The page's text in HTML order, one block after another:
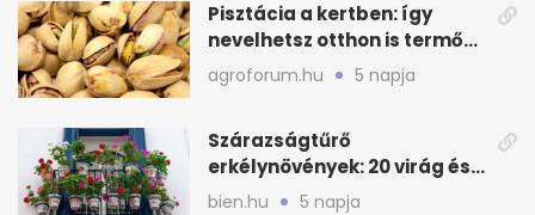
Pisztácia a kertben: így
nevelhetsz otthon is termő
növényt
agroforum.hu 5 napja
Szárazságtűrő
erkélynövények: 20 virág és
cserje a forró nyárra
bien.hu 5 napja